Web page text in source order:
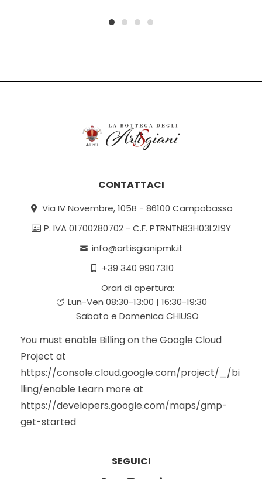
CONTATTACI
Via IV Novembre, 105B - 86100 Campobasso
P. IVA 01700280702 - C.F. PTRNTN83H03L219Y
info@artisgianipmk.it
+39 340 9907310
Orari di apertura:
Lun-Ven 08:30-13:00 | 16:30-19:30
Sabato e Domenica CHIUSO
You must enable Billing on the Google Cloud
Project at
https://console.cloud.google.com/project/_/bi
lling/enable Learn more at
https://developers.google.com/maps/gmp-
get-started
SEGUICI